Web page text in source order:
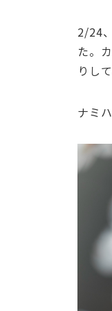
2/24
た。
りし
ナミ